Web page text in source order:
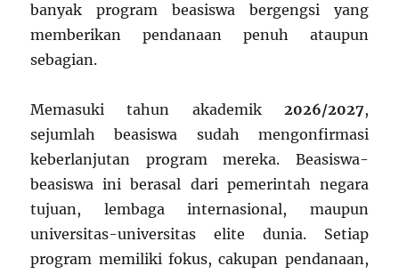
banyak program beasiswa bergengsi yang
memberikan pendanaan penuh ataupun
sebagian.
Memasuki tahun akademik 2026/2027,
sejumlah beasiswa sudah mengonfirmasi
keberlanjutan program mereka. Beasiswa-
beasiswa ini berasal dari pemerintah negara
tujuan, lembaga internasional, maupun
universitas-universitas elite dunia. Setiap
program memiliki fokus, cakupan pendanaan,